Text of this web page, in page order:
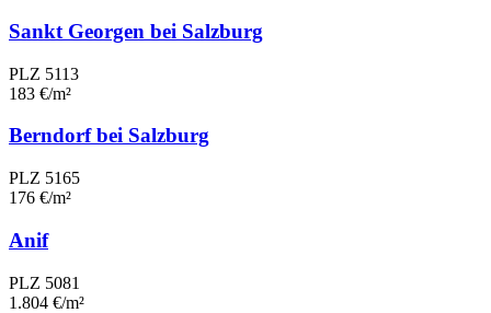
Sankt Georgen bei Salzburg
PLZ 5113
183 €/m²
Berndorf bei Salzburg
PLZ 5165
176 €/m²
Anif
PLZ 5081
1.804 €/m²